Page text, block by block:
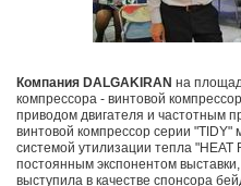
Компания DALGAKIRAN на
компрессора - винтовой
приводом двигателя и частотным
винтовой компрессор серии
системой утилизации тепла "HEAT
постоянным экспонентом
выступила в качестве спонсора